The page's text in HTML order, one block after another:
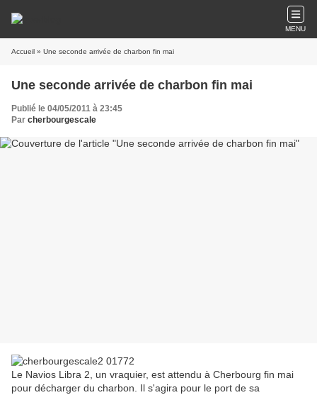
MENU
Accueil » Une seconde arrivée de charbon fin mai
Une seconde arrivée de charbon fin mai
Publié le 04/05/2011 à 23:45
Par cherbourgescale
Le Navios Libra 2, un vraquier, est attendu à Cherbourg fin mai
pour décharger du charbon. Il s'agira pour le port de sa